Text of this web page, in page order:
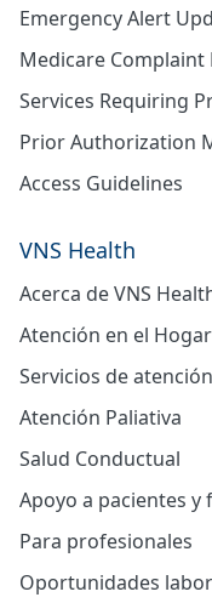
Emergency Alert
Medicare Complaint
Services Requiring
Prior Authorization
Access Guidelines
VNS Health
Acerca de VNS
Atención en el Hogar
Servicios de
Atención Paliativa
Salud Conductual
Apoyo a pacientes y
Para profesionales
Oportunidades